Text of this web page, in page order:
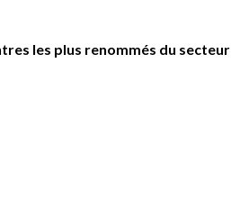
les plus renommés du secteur